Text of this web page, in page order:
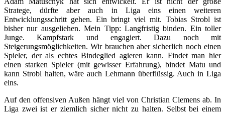
Stratege, dürfte aber auch in Liga eins einen weiteren
Entwicklungsschritt gehen. Ein bringt viel mit. Tobias Strobl ist
bisher nur ausgeliehen. Mein Tipp: Langfristig binden. Ein toller
Junge. Kampfstark und engagiert. Dazu noch mit
Steigerungsmöglichkeiten. Wir brauchen aber sicherlich noch einen
Spieler, der als echtes Bindeglied agieren kann. Findet man hier
einen starken Spieler (mit gewisser Erfahrung), bindet Matu und
kann Strobl halten, wäre auch Lehmann überflüssig. Auch in Liga
eins.
Auf den offensiven Außen hängt viel von Christian Clemens ab. In
Liga zwei ist er ziemlich sicher nicht zu halten. Selbst bei einem